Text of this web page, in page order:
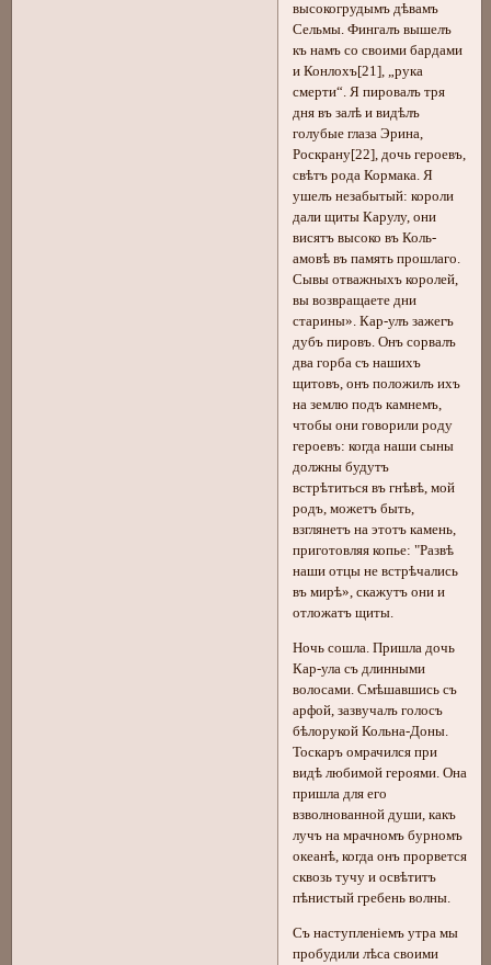
высокогрудымъ дѣвамъ
Сельмы. Фингалъ вышелъ
къ намъ со своими бардами
и Конлохъ[21], „рука
смерти“. Я пировалъ тря
дня въ залѣ и видѣлъ
голубые глаза Эрина,
Роскрану[22], дочь героевъ,
свѣтъ рода Кормака. Я
ушелъ незабытый: короли
дали щиты Карулу, они
висятъ высоко въ Коль-
амовѣ въ память прошлаго.
Сывы отважныхъ королей,
вы возвращаете дни
старины». Кар-улъ зажегъ
дубъ пировъ. Онъ сорвалъ
два горба съ нашихъ
щитовъ, онъ положилъ ихъ
на землю подъ камнемъ,
чтобы они говорили роду
героевъ: когда наши сыны
должны будутъ
встрѣтиться въ гнѣвѣ, мой
родъ, можетъ быть,
взглянетъ на этотъ камень,
приготовляя копье: "Развѣ
наши отцы не встрѣчались
въ мирѣ», скажутъ они и
отложатъ щиты.
Ночь сошла. Пришла дочь
Кар-ула съ длинными
волосами. Смѣшавшись съ
арфой, зазвучалъ голосъ
бѣлорукой Кольна-Доны.
Тоскаръ омрачился при
видѣ любимой героями. Она
пришла для его
взволнованной души, какъ
лучъ на мрачномъ бурномъ
океанѣ, когда онъ прорвется
сквозь тучу и освѣтитъ
пѣнистый гребень волны.
Съ наступленіемъ утра мы
пробудили лѣса своими